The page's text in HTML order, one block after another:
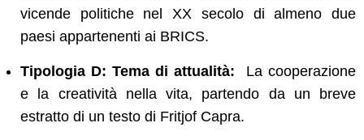
vicende politiche nel XX secolo di almeno due
paesi appartenenti ai BRICS.
Tipologia D: Tema di attualità: La cooperazione
e la creatività nella vita, partendo da un breve
estratto di un testo di Fritjof Capra.